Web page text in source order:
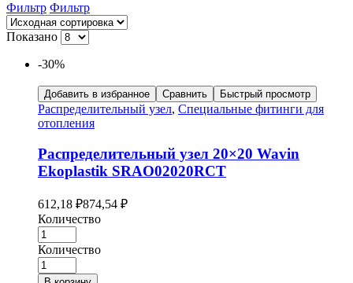
Фильтр Фильтр
Показано
-30%
Добавить в избранное Сравнить Быстрый просмотр
Распределительный узел, Специальные фитинги для
отопления
Распределительный узел 20×20 Wavin
Ekoplastik SRAO02020RCT
612,18 ₽874,54 ₽
Количество
Количество